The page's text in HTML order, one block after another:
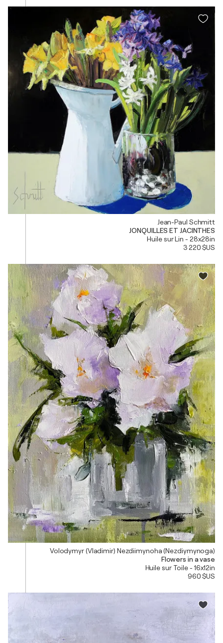
Jean-Paul Schmitt
JONQUILLES ET JACINTHES
Huile sur Lin - 28x28in
3 220 $US
Volodymyr (Vladimir) Nezdiimynoha (Nezdiymynoga)
Flowers in a vase
Huile sur Toile - 16x12in
960 $US